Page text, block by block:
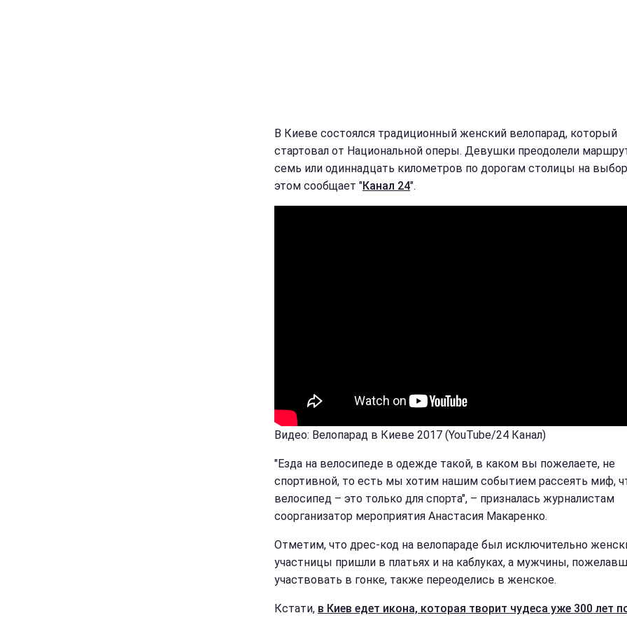
В Киеве состоялся традиционный женский велопарад, который
стартовал от Национальной оперы. Девушки преодолели
семь или одиннадцать километров по дорогам столицы на
этом сообщает "Канал 24".
Видео: Велопарад в Киеве 2017 (YouTube/24 Канал)
"Езда на велосипеде в одежде такой, в каком вы пожелаете, не
спортивной, то есть мы хотим нашим событием рассеять миф,
велосипед – это только для спорта", – призналась журналистам
соорганизатор мероприятия Анастасия Макаренко.
Отметим, что дрес-код на велопараде был исключительно
участницы пришли в платьях и на каблуках, а мужчины,
участвовать в гонке, также переоделись в женское.
Кстати, в Киев едет икона, которая творит чудеса уже 300 лет